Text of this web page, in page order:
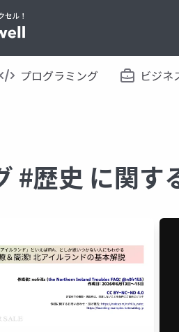
プログラミング ビジネ
#歴史 に関す